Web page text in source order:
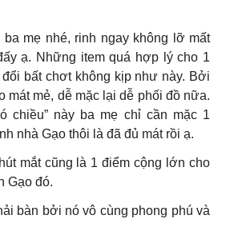
mẹ nhé, rinh ngay không lỡ mất
ạ. Những item quá hợp lý cho 1
bất chơt không kịp như này. Bởi
mát mẻ, dễ mặc lại dễ phối đồ nữa.
chiều” này ba mẹ chỉ cần mặc 1
nhà Gạo thôi là đã đủ mát rồi ạ.
mắt cũng là 1 điểm cộng lớn cho
Gạo đó.
bàn bởi nó vô cùng phong phú và